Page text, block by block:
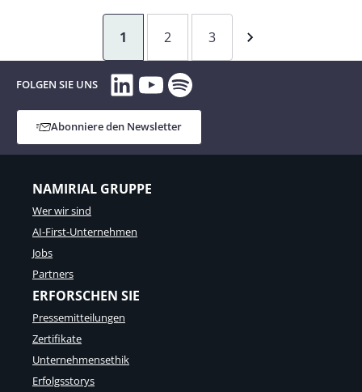
1 2 3
FOLGEN SIE UNS LinkedIn
YouTube
Spotify
Abonniere den Newsletter
NAMIRIAL GRUPPE
Wer wir sind
AI-First-Unternehmen
Jobs
Partners
ERFORSCHEN SIE
Pressemitteilungen
Zertifikate
Unternehmensethik
Erfolgsstorys